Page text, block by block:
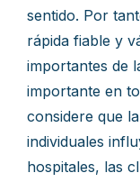
sentido. Por
rápida fiable y
importantes de
importante en
considere que
individuales
hospitales, las